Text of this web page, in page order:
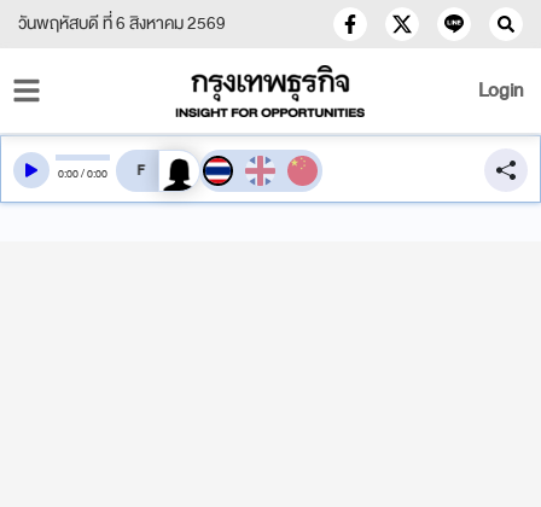
วันพฤหัสบดี ที่ 6 สิงหาคม 2569
Login
0:00/0:00 สลับเสียงอ่าน